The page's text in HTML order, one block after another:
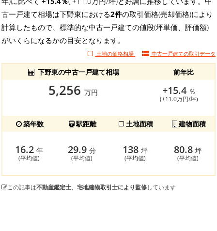
古一戸建て相場は下野東における2件の取引価格(売却価格)により
計算したもので、標準的な中古一戸建ての値段(坪単価、評価額)
がいくらになるかの目安となります。
土地の価格相場 中古一戸建ての取引データ
下野東の中古一戸建て相場 前年比
5,256 万円 +15.4 ％
(+11.0万円/坪)
築年数 駅距離 土地面積 建物面積
16.2 年
(平均値)
29.9分
(平均値)
138 坪
(平均値)
80.8坪
(平均値)
この記事は不動産鑑定士、宅地建物取引士により監修しています